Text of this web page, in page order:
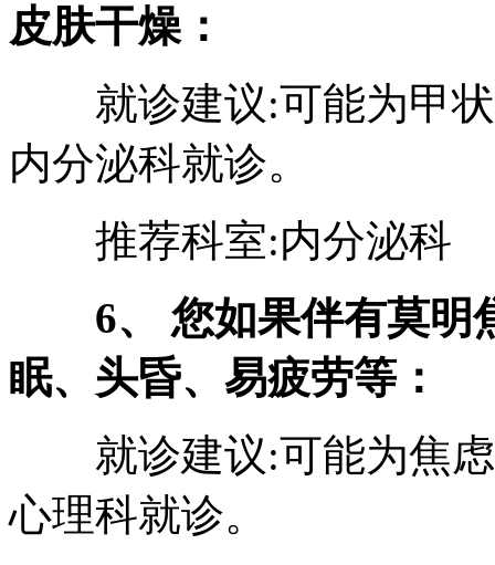
皮肤干燥：
就诊建议:可能为甲状
内分泌科就诊。
推荐科室:内分泌科
6、 您如果伴有莫明
眠、头昏、易疲劳等：
就诊建议:可能为焦虑
心理科就诊。